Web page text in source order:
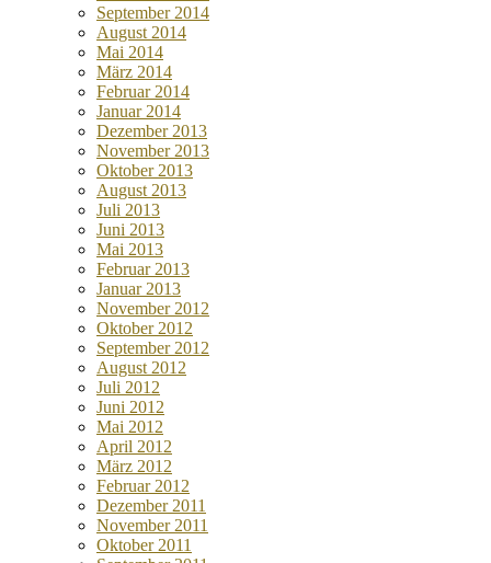
September 2014
August 2014
Mai 2014
März 2014
Februar 2014
Januar 2014
Dezember 2013
November 2013
Oktober 2013
August 2013
Juli 2013
Juni 2013
Mai 2013
Februar 2013
Januar 2013
November 2012
Oktober 2012
September 2012
August 2012
Juli 2012
Juni 2012
Mai 2012
April 2012
März 2012
Februar 2012
Dezember 2011
November 2011
Oktober 2011